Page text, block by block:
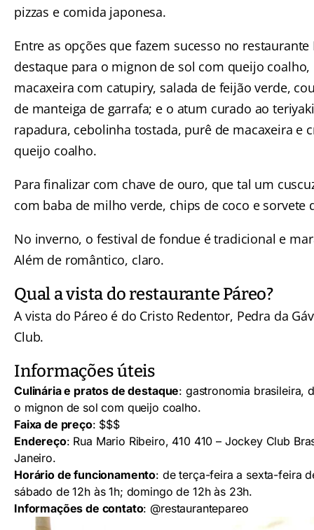
pizzas e comida japonesa.
Entre as opções que fazem sucesso no restaurante
destaque para o mignon de sol com queijo
macaxeira com catupiry, salada de feijão verde,
de manteiga de garrafa; e o atum curado ao
rapadura, cebolinha tostada, purê de macaxeira e
queijo coalho.
Para finalizar com chave de ouro, que tal um
com baba de milho verde, chips de coco e sorvete
No inverno, o festival de fondue é tradicional e
Além de romântico, claro.
Qual a vista do restaurante Páreo?
A vista do Páreo é do Cristo Redentor, Pedra da
Club.
Informações úteis
Culinária e pratos de destaque: gastronomia brasileira,
o mignon de sol com queijo coalho.
Faixa de preço: $$$
Endereço: Rua Mario Ribeiro, 410 410 – Jockey Club
Janeiro.
Horário de funcionamento: de terça-feira a sexta-feira
sábado de 12h às 1h; domingo de 12h às 23h.
Informações de contato: @restaurantepareo